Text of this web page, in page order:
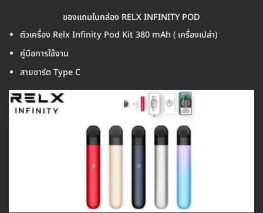
ของแถมในกล่อง RELX INFINITY POD
ตัวเครื่อง Relx Infinity Pod Kit 380 mAh ( เครื่องเปล่า)
คู่มือการใช้งาน
สายชาร์ต Type C